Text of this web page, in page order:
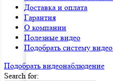
Доставка и оплата
Гарантия
О компании
Полезные видео
Подобрать систему
Подобрать видеонаблюдениe
Search for: